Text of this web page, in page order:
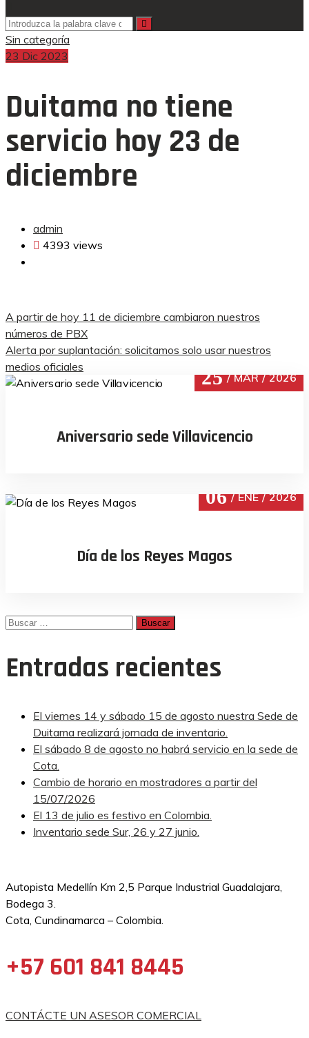
Sin categoría
23 Dic 2023
Duitama no tiene
servicio hoy 23 de
diciembre
admin
4393 views
Navegación
de
entradas
A partir de hoy 11 de diciembre cambiaron nuestros
números de PBX
Alerta por suplantación: solicitamos solo usar nuestros
medios oficiales
25 MAR 2026
Aniversario sede Villavicencio
06 ENE 2026
Día de los Reyes Magos
Buscar:
Entradas recientes
El viernes 14 y sábado 15 de agosto nuestra Sede de
Duitama realizará jornada de inventario.
El sábado 8 de agosto no habrá servicio en la sede de
Cota.
Cambio de horario en mostradores a partir del
15/07/2026
El 13 de julio es festivo en Colombia.
Inventario sede Sur, 26 y 27 junio.
Autopista Medellín Km 2,5 Parque Industrial Guadalajara,
Bodega 3.
Cota, Cundinamarca – Colombia.
+57 601 841 8445
CONTÁCTE UN ASESOR COMERCIAL